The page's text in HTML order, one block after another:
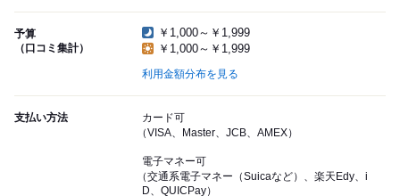
予算
（口コミ集計）
￥1,000～￥1,999
￥1,000～￥1,999
利用金額分布を見る
支払い方法
カード可
（VISA、Master、JCB、AMEX）
電子マネー可
（交通系電子マネー（Suicaなど）、楽天Edy、i
D、QUICPay）